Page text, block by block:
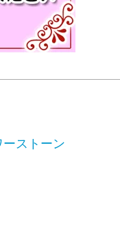
ストーン